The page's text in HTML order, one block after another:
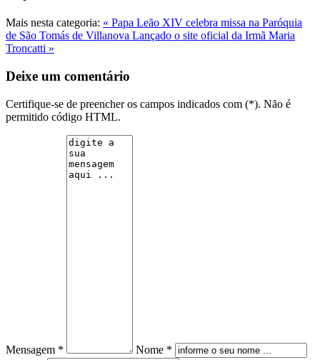
Mais nesta categoria: « Papa Leão XIV celebra missa na Paróquia
de São Tomás de Villanova Lançado o site oficial da Irmã Maria
Troncatti »
Deixe um comentário
Certifique-se de preencher os campos indicados com (*). Não é
permitido código HTML.
Mensagem *
Nome *